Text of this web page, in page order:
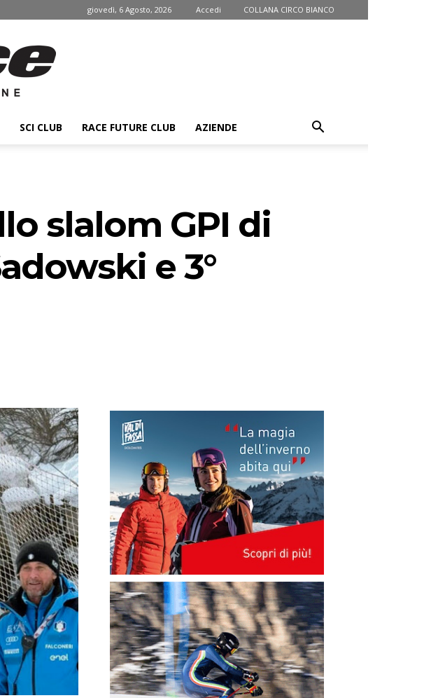
giovedì, 6 Agosto, 2026 Accedi COLLANA CIRCO BIANCO
SCI CLUB RACE FUTURE CLUB AZIENDE
slalom GPI di
e 3°